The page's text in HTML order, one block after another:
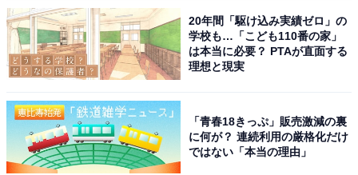
Twitterでは苦難の家康に対するコメントが続出。「毎週
どうするどうするって悩んでるけど、人生は選択の連
20年間「駆け込み実績ゼロ」の
学校も…「こども110番の家」
は本当に必要？ PTAが直面する
理想と現実
「青春18きっぷ」販売激減の裏
に何が？ 連続利用の厳格化だけ
ではない「本当の理由」